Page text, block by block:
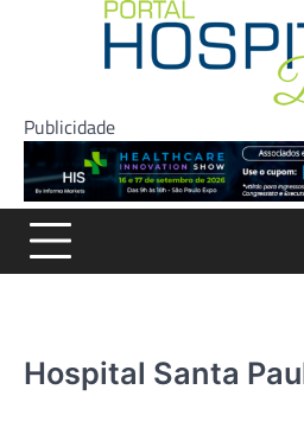
Publicidade
Hospital Santa